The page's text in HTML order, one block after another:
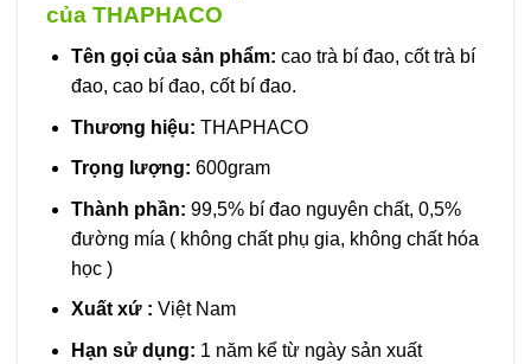
của THAPHACO
Tên gọi của sản phẩm: cao trà bí đao, cốt trà bí
đao, cao bí đao, cốt bí đao.
Thương hiệu: THAPHACO
Trọng lượng: 600gram
Thành phần: 99,5% bí đao nguyên chất, 0,5%
đường mía ( không chất phụ gia, không chất hóa
học )
Xuất xứ : Việt Nam
Hạn sử dụng: 1 năm kể từ ngày sản xuất